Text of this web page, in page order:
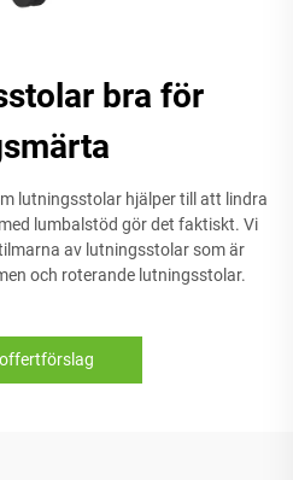
bra för
lutningsstolar hjälper till att lindra
lumbalstöd gör det faktiskt. Vi
av lutningsstolar som är
och roterande lutningsstolar.